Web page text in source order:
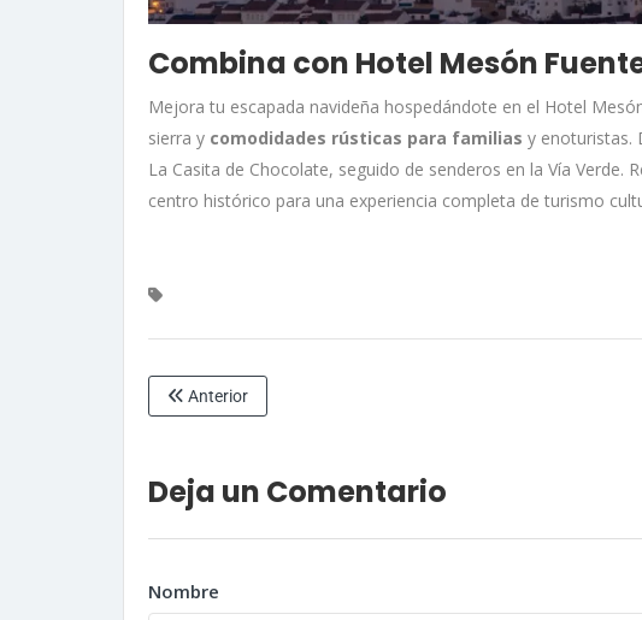
Combina con Hotel Mesón
Mejora tu escapada navideña hospedándote en el Hotel
sierra y comodidades rústicas para familias y enoturistas.
La Casita de Chocolate, seguido de senderos en la Vía Verde.
centro histórico para una experiencia completa de turismo
Anterior
Deja un Comentario
Nombre